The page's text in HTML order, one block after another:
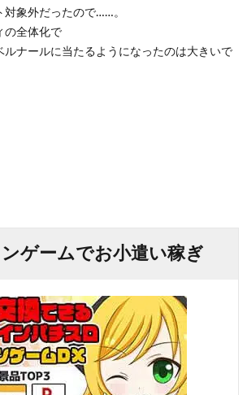
対象外だったので……。
の全体化で
ルナールに当たるようになったのは大きいで
ゲームでお小遣い稼ぎ